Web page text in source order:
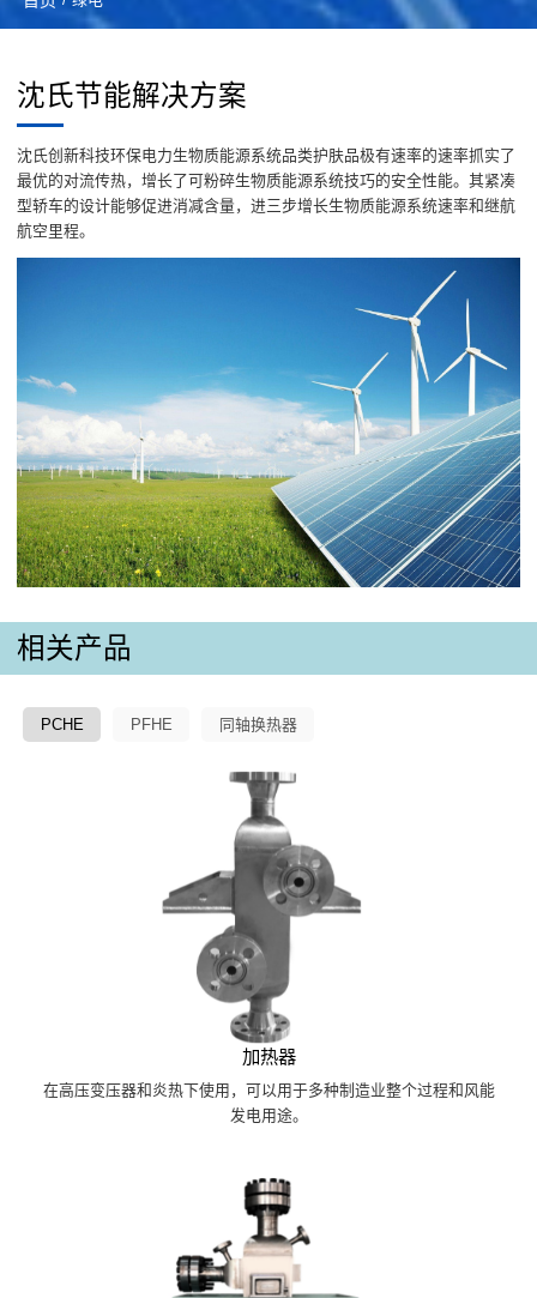
沈氏节能解决方案
沈氏创新科技环保电力生物质能源系统品类护肤品极有速率的速率抓实了
最优的对流传热，增长了可粉碎生物质能源系统技巧的安全性能。其紧凑
型轿车的设计能够促进消减含量，进三步增长生物质能源系统速率和继航
航空里程。
相关产品
PCHE PFHE 同轴换热器
加热器
在高压变压器和炎热下使用，可以用于多种制造业整个过程和风能
发电用途。